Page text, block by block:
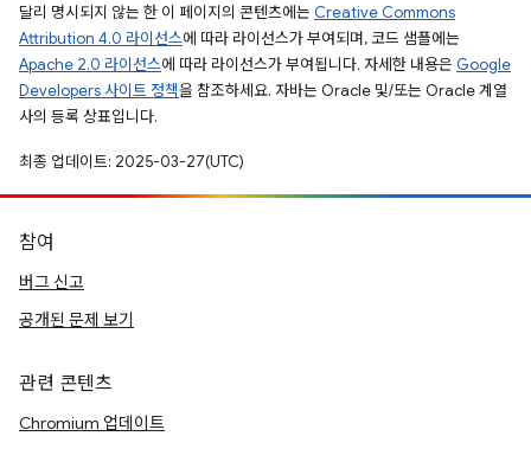
달리 명시되지 않는 한 이 페이지의 콘텐츠에는 Creative Commons
Attribution 4.0 라이선스에 따라 라이선스가 부여되며, 코드 샘플에는
Apache 2.0 라이선스에 따라 라이선스가 부여됩니다. 자세한 내용은 Google
Developers 사이트 정책을 참조하세요. 자바는 Oracle 및/또는 Oracle 계열
사의 등록 상표입니다.
최종 업데이트: 2025-03-27(UTC)
참여
버그 신고
공개된 문제 보기
관련 콘텐츠
Chromium 업데이트